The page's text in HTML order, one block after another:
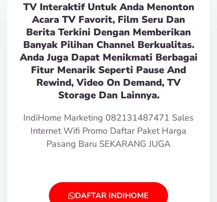
TV Interaktif Untuk Anda Menonton
Acara TV Favorit, Film Seru Dan
Berita Terkini Dengan Memberikan
Banyak Pilihan Channel Berkualitas.
Anda Juga Dapat Menikmati Berbagai
Fitur Menarik Seperti Pause And
Rewind, Video On Demand, TV
Storage Dan Lainnya.
IndiHome Marketing 082131487471 Sales
Internet Wifi Promo Daftar Paket Harga
Pasang Baru SEKARANG JUGA
DAFTAR INDIHOME